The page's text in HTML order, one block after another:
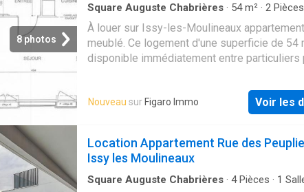
apartment near Paris has access to a superb
the Eiffel Tower, with a stunning rooftop
offering a magnificent panorama. For those
by car, with its convenient private garage, the
residence, is your best base to explore Paris.
that are there waiting to be unlocked!
8 photos
Square Auguste Chabrières · 54m² · 2 Pièces
Salle de bain
À louer sur Issy-les-Moulineaux
meublé. Ce logement d'une superficie de 54
disponible immédiatement entre particuliers
Nouveau sur Figaro Immo Voir les
Location Appartement Rue des
Issy les Moulineaux
Square Auguste Chabrières · 4Pièces · 1